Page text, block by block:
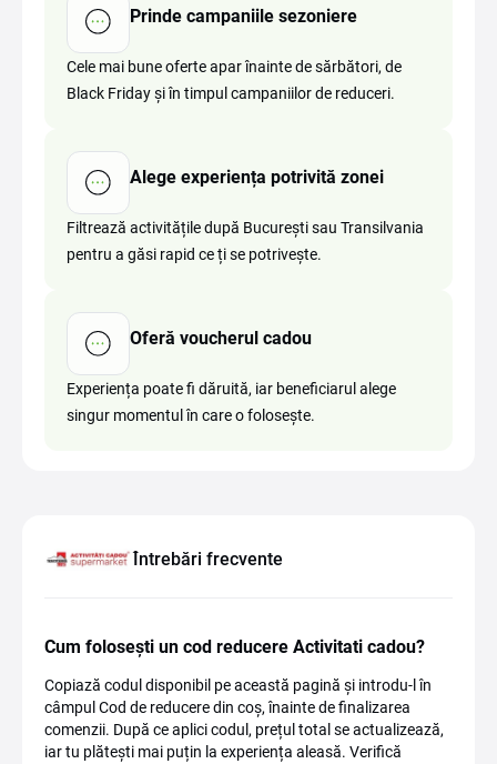
Prinde campaniile sezoniere
Cele mai bune oferte apar înainte de sărbători, de
Black Friday și în timpul campaniilor de reduceri.
Alege experiența potrivită zonei
Filtrează activitățile după București sau Transilvania
pentru a găsi rapid ce ți se potrivește.
Oferă voucherul cadou
Experiența poate fi dăruită, iar beneficiarul alege
singur momentul în care o folosește.
Întrebări frecvente
Cum folosești un cod reducere Activitati cadou?
Copiază codul disponibil pe această pagină și introdu-l în
câmpul Cod de reducere din coș, înainte de finalizarea
comenzii. După ce aplici codul, prețul total se actualizează,
iar tu plătești mai puțin la experiența aleasă. Verifică